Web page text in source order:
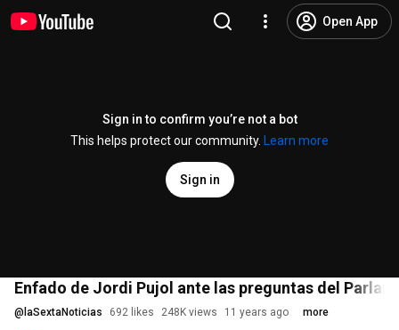
Open App
Sign in to confirm you’re not a bot
This helps protect our community.
Learn more
Sign in
Enfado de Jordi Pujol ante las preguntas del
@ laSextaNoticias 692 likes 248K views 11 years ago more